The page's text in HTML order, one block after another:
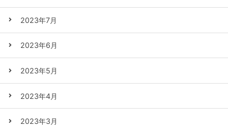
2023年7月
2023年6月
2023年5月
2023年4月
2023年3月